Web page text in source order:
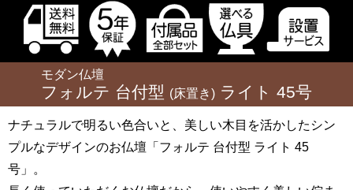
モダン仏壇
フォルテ 台付型 (床置き) ライト 45号
ナチュラルで明るい色合いと、美しい木目を活かしたシン
プルなデザインのお仏壇「フォルテ 台付型 ライト 45
号」。